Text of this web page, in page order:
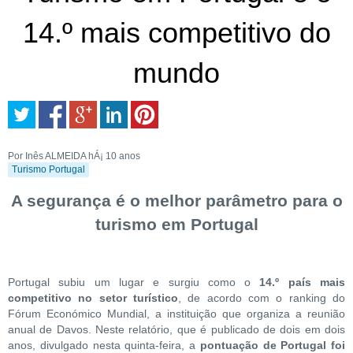
14.º mais competitivo do
mundo
Por Inês ALMEIDA hÁ¡ 10 anos
Turismo Portugal
A segurança é o melhor parâmetro para o
turismo em Portugal
Portugal subiu um lugar e surgiu como o 14.º país mais
competitivo no setor turístico , de acordo com o ranking do
Fórum Económico Mundial, a instituição que organiza a reunião
anual de Davos. Neste relatório, que é publicado de dois em dois
anos, divulgado nesta quinta-feira, a pontuação de Portugal foi